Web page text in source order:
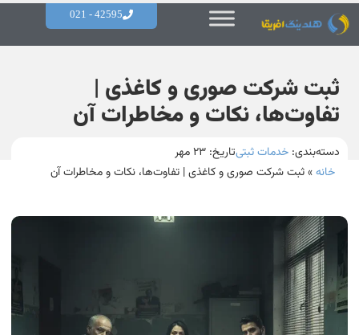
42595 - 021
ثبت شرکت صوری و کاغذی |
تفاوت‌ها، نکات و مخاطرات آن
دسته‌بندی: خدمات ثبتیتاریخ:
خانه»ثبت شرکت صوری و کاغذی | تفاوت‌ها، نکات و مخاطرات آن